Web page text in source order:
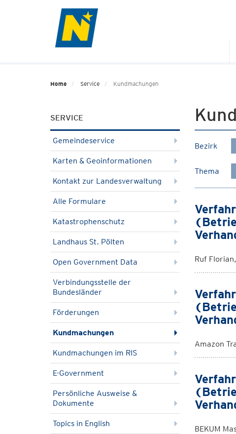
Home Service Kundmachungen
SERVICE
Gemeindeservice
Karten & Geoinformationen
Kontakt zur Landesverwaltung
Alle Formulare
Katastrophenschutz
Landhaus St. Pölten
Open Government Data
Verbindungsstelle der
Bundesländer
Förderungen
Kundmachungen
Kundmachungen im RIS
E-Government
Persönliche Ausweise &
Dokumente
Topics in English
Bezirk
Thema
Ruf
Amazon
BEKUM